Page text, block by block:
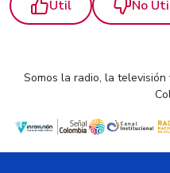
Útil No
Somos la radio, la